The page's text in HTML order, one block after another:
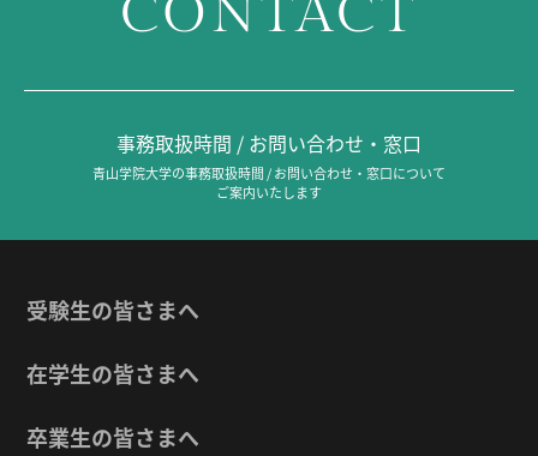
CONTACT
事務取扱時間 / お問い合わせ・窓口
青山学院大学の事務取扱時間 / お問い合わせ・窓口について
ご案内いたします
受験生の皆さまへ
在学生の皆さまへ
卒業生の皆さまへ